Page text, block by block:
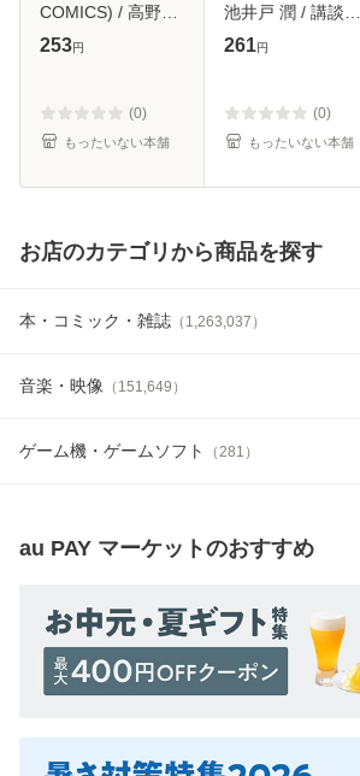
COMICS) / 高野ひ
と深 / 双葉社 [コミ
253円
(0)
もったいない本舗
池井戸 潤 / 講談社
[文庫]【メール便送
261円
(0)
もったいない本舗
お店のカテゴリから商品を探す
本・コミック・雑誌 （ 1,263,037 ）
音楽・映像 （ 151,649 ）
ゲーム機・ゲームソフト （281 ）
au PAY マーケットのおすすめ